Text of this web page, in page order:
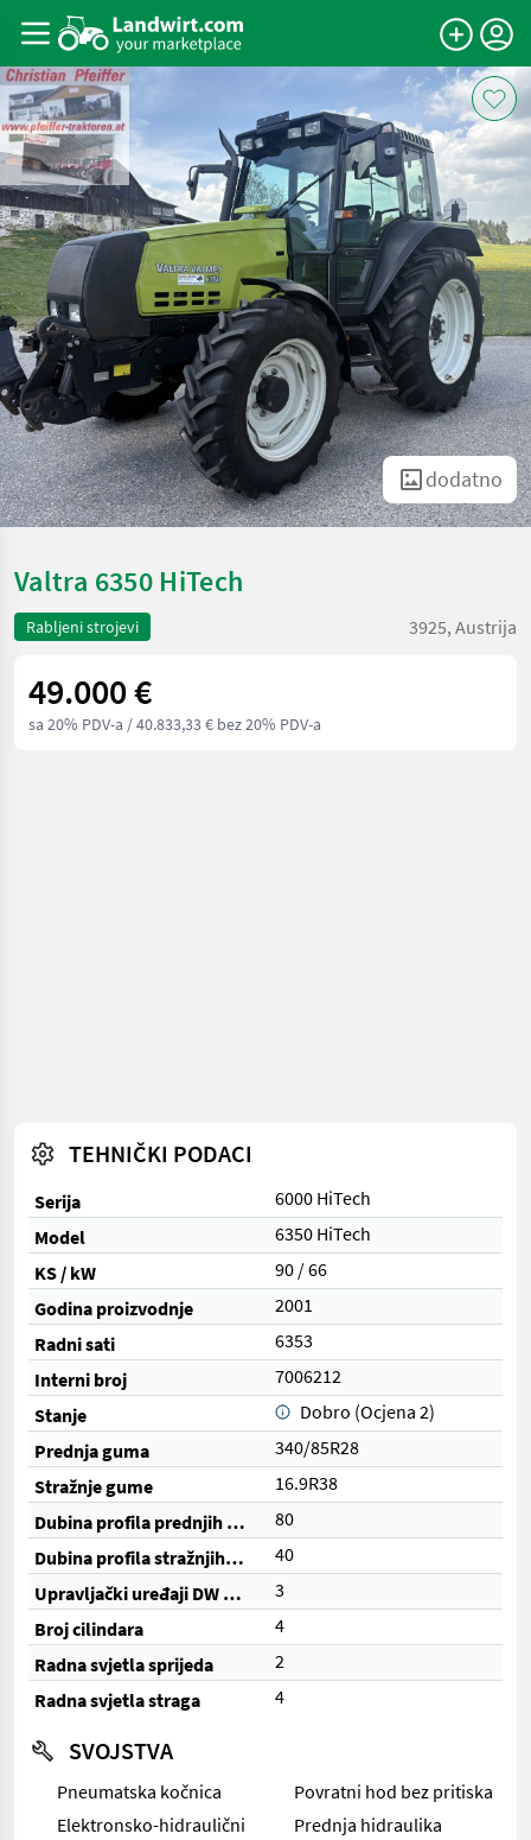
dodatno
Valtra 6350 HiTech
Rabljeni strojevi 3925, Austrija
49.000 €
sa 20% PDV-a / 40.833,33 € bez 20% PDV-a
TEHNIČKI PODACI
Serija
6000 HiTech
Model
6350 HiTech
KS / kW
90 / 66
Godina proizvodnje
2001
Radni sati
6353
Interni broj
7006212
Stanje
Dobro (Ocjena 2)
Prednja guma
340/85R28
Stražnje gume
16.9R38
Dubina profila prednjih guma (%)
80
Dubina profila stražnjih guma (%)
40
Upravljački uređaji DW (ukupno)
3
Broj cilindara
4
Radna svjetla sprijeda
2
Radna svjetla straga
4
SVOJSTVA
Pneumatska kočnica
Povratni hod bez pritiska
Elektronsko-hidraulični
Prednja hidraulika